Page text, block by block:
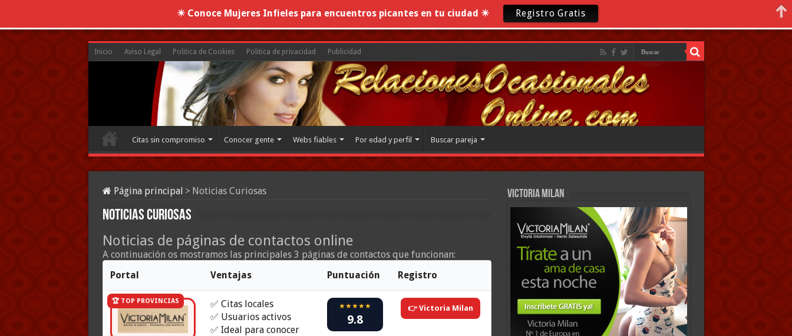
Inicio Aviso Legal Politica de Cookies Politica de privacidad Publicidad
Citas sin compromiso Conocer gente Webs fiables Por edad y perfil Buscar pareja
Página principal > Noticias Curiosas
Noticias Curiosas
Noticias de páginas de contactos online
A continuación os mostramos las principales 3 páginas de contactos que funcionan:
Portal
Ventajas Puntuación Registro
🏆 TOP PROVINCIAS
✅ Citas locales
✅ Usuarios activos
✅ Ideal para conocer
★★★★★
9.8
👉 Victoria Milan
VICTORIA MILAN
☀ Conoce Mujeres Infieles para encuentros picantes en tu ciudad ☀ Registro Gratis